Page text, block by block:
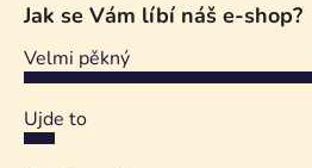
Jak se Vám líbí náš e-shop?
Velmi pěkný
Ujde to